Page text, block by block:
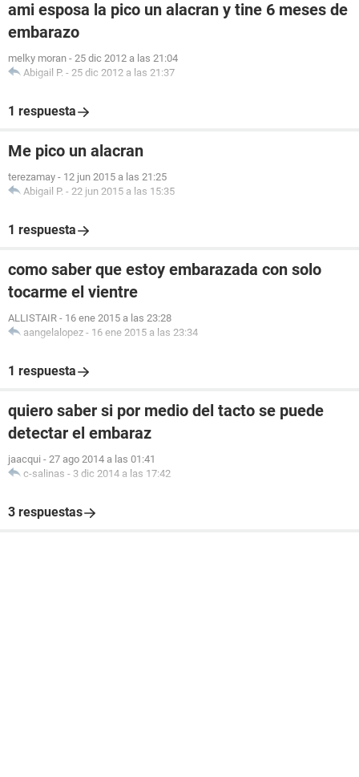
ami esposa la pico un alacran y tine 6 meses de
embarazo
melky moran - 25 dic 2012 a las 21:04
Abigail P. - 25 dic 2012 a las 21:37
1 respuesta
Me pico un alacran
terezamay - 12 jun 2015 a las 21:25
Abigail P. - 22 jun 2015 a las 15:35
1 respuesta
como saber que estoy embarazada con solo
tocarme el vientre
ALLISTAIR - 16 ene 2015 a las 23:28
aangelalopez - 16 ene 2015 a las 23:34
1 respuesta
quiero saber si por medio del tacto se puede
detectar el embaraz
jaacqui - 27 ago 2014 a las 01:41
c-salinas - 3 dic 2014 a las 17:42
3 respuestas